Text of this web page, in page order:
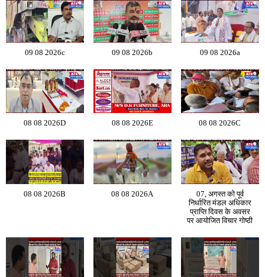
09 08 2026c 09 08 2026b 09 08 2026a
08 08 2026D 08 08 2026E 08 08 2026C
08 08 2026B 08 08 2026A
07, अगस्त को पूर्व
निर्धारित मंडल अधिकार
प्राप्ति दिवस के अवसर
पर आयोजित विचार गोष्ठी